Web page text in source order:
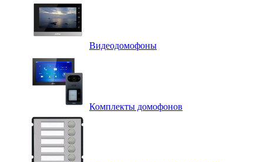
Видеодомофоны
Комплекты домофонов